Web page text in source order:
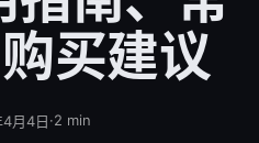
买建议
月4日·2 min